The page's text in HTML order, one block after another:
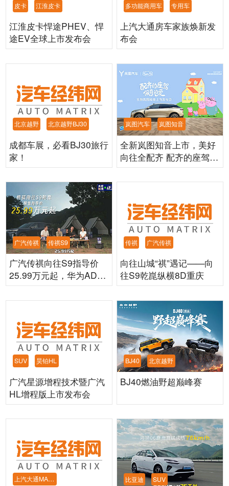
皮卡 江淮皮卡
江淮皮卡悍途PHEV、悍
途EV全球上市发布会
多功能商用车 专用车
上汽大通房车家族焕新发
布会
北京越野 北京越野BJ30
成都车展，必看BJ30旅行
家！
岚图汽车 岚图知音
全新岚图知音上市，美好
向往全配齐 配齐的座驾
佩奇的爱
广汽传祺 传祺S9
广汽传祺向往S9指导价
25.99万元起，华为ADS
4全系标配 实地直
传祺 广汽传祺
向往山城“祺”遇记——向
往S9乾崑纵横8D重庆
SUV 昊铂HL
广汽星源增程技术暨广汽
HL增程版上市发布会
BJ40 北京越野
BJ40燃油野超巅峰赛
上汽大通MAXUS 比亚迪 SUV